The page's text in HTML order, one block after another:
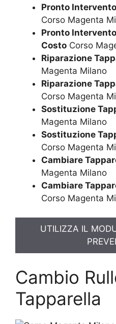
Pronto
Corso Magenta
Pronto
Costo Corso
Riparazione
Magenta Milano
Riparazione
Corso Magenta
Sostituzione
Magenta Milano
Sostituzione
Corso Magenta
Cambiare
Magenta Milano
Cambiare
Corso Magenta
UTILIZZA IL
Cambio
Tapparella